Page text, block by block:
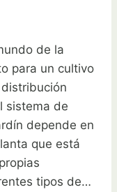
de la
para un cultivo
sistema de
depende en
que está
tipos de…